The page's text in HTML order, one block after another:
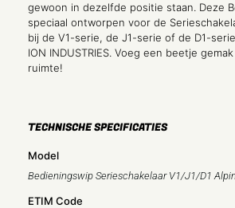
gewoon in dezelfde positie staan. Deze
speciaal ontworpen voor de
bij de V1-serie, de J1-serie of de D1-
ION INDUSTRIES. Voeg een beetje
ruimte!
TECHNISCHE SPECIFICATIES
Model
Bedieningswip Serieschakelaar V1/J1/D1
ETIM Code